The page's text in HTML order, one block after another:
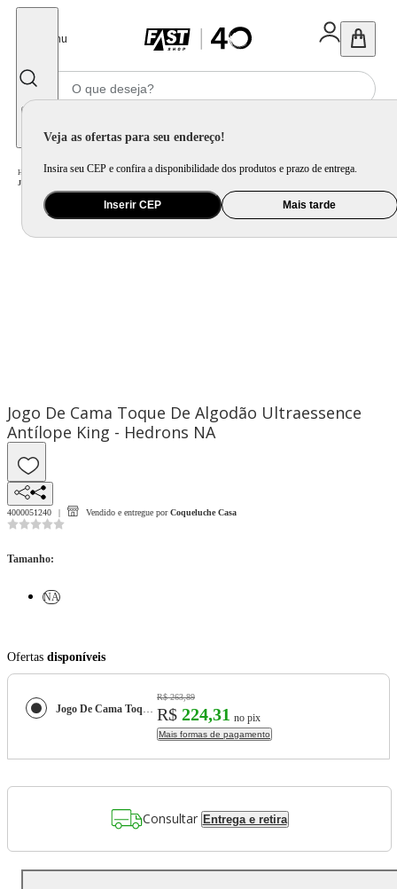
Menu
Veja as ofertas para seu endereço!
Insira seu CEP e confira a disponibilidade dos produtos e prazo de entrega.
Inserir CEP Mais tarde
Home Cama, Mesa e Banho / Cama / Lençol e Fronha /
Jogo De Cama Toque De Algodão Ultraessence Antílope King - Hedrons
Jogo De Cama Toque De Algodão Ultraessence
Antílope King - Hedrons NA
4000051240 Vendido e entregue por Coqueluche Casa
Tamanho:
NA
Ofertas disponíveis
Jogo De Cama Toque De Algodão Ultraessence Antílope King - Hedrons
R$ 263,89
R$ 224,31 no pix
Mais formas de pagamento
Consultar Entrega e retira